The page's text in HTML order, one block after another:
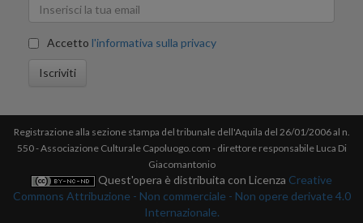
Accetto l'informativa sulla privacy
Iscriviti
Registrazione alla sezione stampa del tribunale dell'Aquila del 26/01/2006 al n.
550 - Associazione Culturale Capoluogo.com - direttore responsabile Luca Di
Giacomantonio
Quest'opera è distribuita con Licenza Creative
Commons Attribuzione - Non commerciale - Non opere derivate 4.0
Internazionale.